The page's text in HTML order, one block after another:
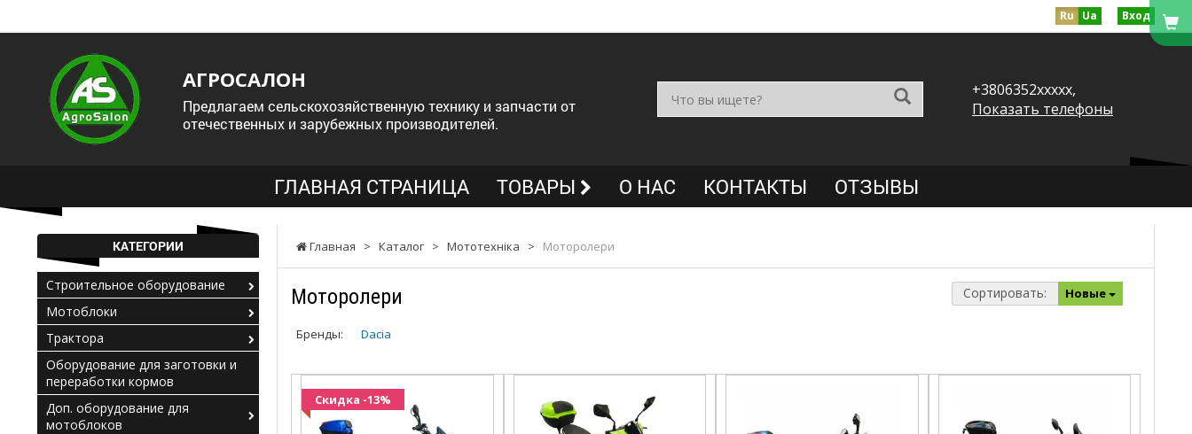
Ru Ua Вход
АГРОСАЛОН
Предлагаем сельскохозяйственную технику и запчасти от
отечественных и зарубежных производителей.
+3806352xxxxx,
Показать телефоны
ГЛАВНАЯ СТРАНИЦА ТОВАРЫ О НАС КОНТАКТЫ ОТЗЫВЫ
Главная > Каталог > Мототехніка > Моторолери
Моторолери Сортировать: Новые
Бренды: Dacia
Скидка -13%
КАТЕГОРИИ
Строительное оборудование
Мотоблоки
Трактора
Оборудование для заготовки и
переработки кормов
Доп. оборудование для
мотоблоков